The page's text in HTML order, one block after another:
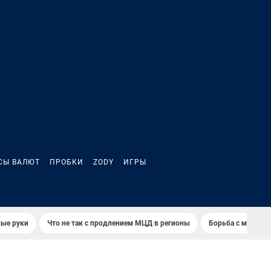
ВАЛЮТ ПРОБКИ ZODY ИГРЫ
руки Что не так с продлением МЦД в регионы Борьба с мэрией